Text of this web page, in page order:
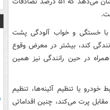
با خستگی و خواب آلودگی پشت
کند، بیشتر در معرض وقوع
همراه در حین رانندگی نیز همین
یا تنظیم آئینه‌ها، تنظیم
پرت می‌کند، چنین اقداماتی